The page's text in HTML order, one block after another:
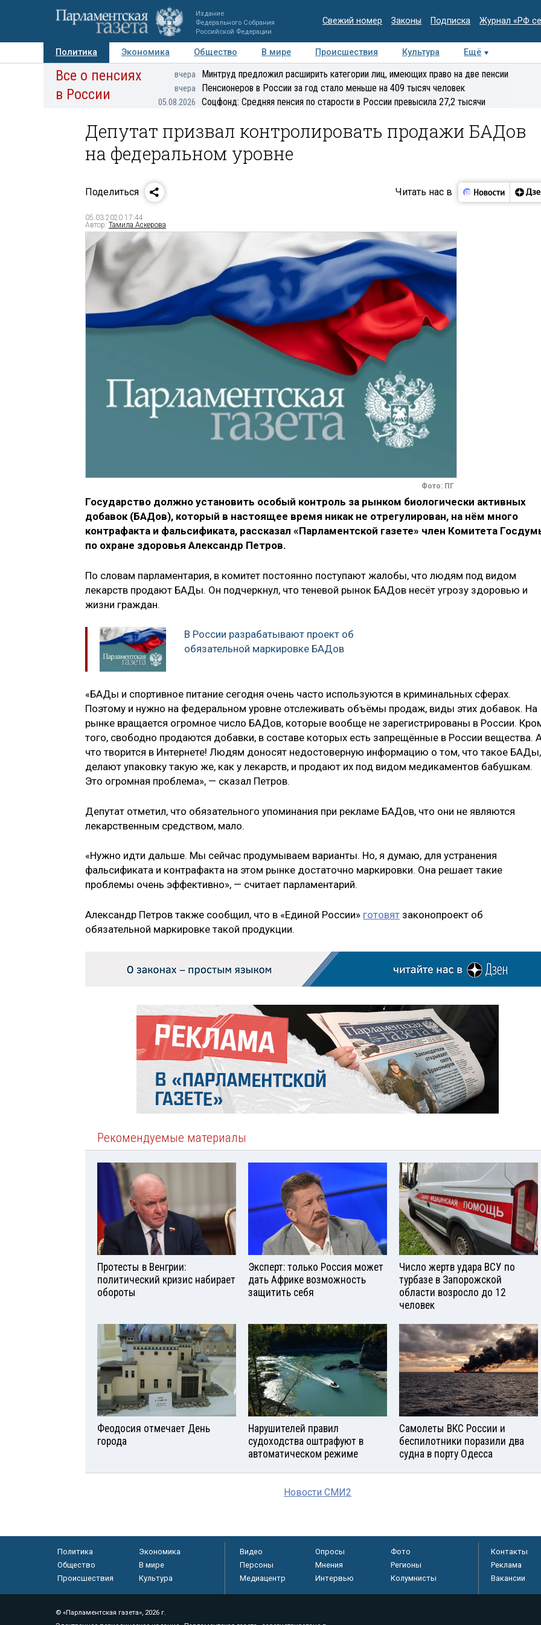
Издание
Федерального Собрания
Российской Федерации
Свежий номер Законы Подписка Журнал «РФ
Политика Экономика Общество В мире Происшествия Культура
Ещё
Авторы Персоны Мнения Регионы Медиацентр Интервью Колумнисты
Все о пенсиях
в России
вчера Минтруд предложил расширить категории лиц, имеющих право на две пенсии
вчера Пенсионеров в России за год стало меньше на 409 тысяч человек
05.08.2026 Соцфонд: Средняя пенсия по старости в России превысила 27,2 тысячи
Депутат призвал контролировать продажи БАДов
на федеральном уровне
Поделиться Читать нас в
05.03.2020 17:44
Автор: Тамила Аскерова
Фото: ПГ
Государство должно установить особый контроль за рынком биологически активных
добавок (БАДов), который в настоящее время никак не отрегулирован, на нём много
контрафакта и фальсификата, рассказал «Парламентской газете» член Комитета
по охране здоровья Александр Петров.
По словам парламентария, в комитет постоянно поступают жалобы, что людям под видом
лекарств продают БАДы. Он подчеркнул, что теневой рынок БАДов несёт угрозу здоровью и
жизни граждан.
В России разрабатывают проект об
обязательной маркировке БАДов
«БАДы и спортивное питание сегодня очень часто используются в криминальных сферах.
Поэтому и нужно на федеральном уровне отслеживать объёмы продаж, виды этих добавок. На
рынке вращается огромное число БАДов, которые вообще не зарегистрированы в России.
того, свободно продаются добавки, в составе которых есть запрещённые в России вещества.
что творится в Интернете! Людям доносят недостоверную информацию о том, что такое БАДы,
делают упаковку такую же, как у лекарств, и продают их под видом медикаментов бабушкам.
Это огромная проблема», — сказал Петров.
Депутат отметил, что обязательного упоминания при рекламе БАДов, что они не являются
лекарственным средством, мало.
«Нужно идти дальше. Мы сейчас продумываем варианты. Но, я думаю, для устранения
фальсификата и контрафакта на этом рынке достаточно маркировки. Она решает такие
проблемы очень эффективно», — считает парламентарий.
Александр Петров также сообщил, что в «Единой России» готовят законопроект об
обязательной маркировке такой продукции.
Рекомендуемые материалы
Протесты в Венгрии:
политический кризис набирает
обороты
Эксперт: только Россия может
дать Африке возможность
защитить себя
Число жертв удара ВСУ по
турбазе в Запорожской
области возросло до 12
человек
Феодосия отмечает День
города
Нарушителей правил
судоходства оштрафуют в
автоматическом режиме
Самолеты ВКС России и
беспилотники поразили два
судна в порту Одесса
Новости СМИ2
Политика
Экономика
Общество
В мире
Происшествия
Культура
Видео Опросы
Фото
Персоны
Мнения
Регионы
Медиацентр
Интервью Колумнисты
Контакты
Реклама
Вакансии
© «Парламентская газета», 2026 г.